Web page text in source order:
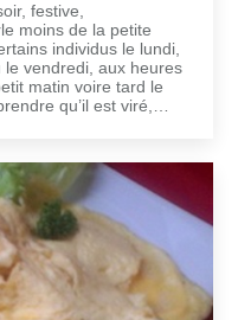
festive,
moins de la petite
individus le lundi,
vendredi, aux heures
matin voire tard le
qu’il est viré,…